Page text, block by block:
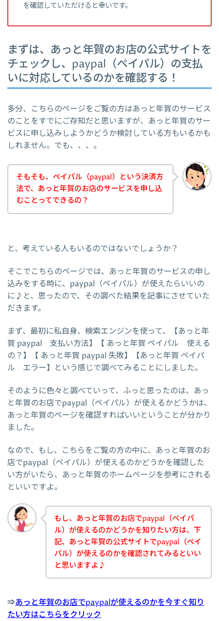
を確認していただけると幸いです。
まずは、あっと年賀のお店の公式サイトを
チェックし、paypal（ペイパル）の支払
いに対応しているのかを確認する！
多分、こちらのページをご覧の方はあっと年賀のサービス
のことをすでにご存知だと思いますが、あっと年賀のサー
ビスに申し込みしようかどうか検討している方もいるかも
しれません。でも、、、。
そもそも、ペイパル（paypal）という決済方
法で、あっと年賀のお店のサービスを申し込
むことってできるの？
と、考えている人もいるのではないでしょうか？
そこでこちらのページでは、あっと年賀のサービスの申し
込みをする時に、paypal（ペイパル）が使えたらいいの
に♪と、思ったので、その調べた結果を記事にさせていた
だきます。
まず、最初に私自身、検索エンジンを使って、【あっと年
賀 paypal 支払い方法】【 あっと年賀 ペイパル 使える
の？】【 あっと年賀 paypal 失敗】【あっと年賀 ペイパ
ル エラー】という感じで調べてみることにしました。
そのように色々と調べていって、ふっと思ったのは、あっ
と年賀のお店でpaypal（ペイパル）が使えるかどうかは、
あっと年賀のページを確認すればいいということが分かり
ました。
なので、もし、こちらをご覧の方の中に、あっと年賀のお
店でpaypal（ペイパル）が使えるのかどうかを確認した
い方がいたら、あっと年賀のホームページを参考にされる
といいですよ。
もし、あっと年賀のお店でpaypal（ペイパ
ル）が使えるのかどうかを知りたい方は、下
記、あっと年賀の公式サイトでpaypal（ペイ
パル）が使えるのかを確認されてみるといい
と思いますよ♪
⇒あっと年賀のお店でpaypalが使えるのかを今すぐ知り
たい方はこちらをクリック